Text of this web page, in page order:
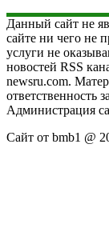
Данный сайт не
сайте ни чего не
услуги не
новостей RSS
newsru.com.
ответственность
Администрация
Сайт от bmb1 @